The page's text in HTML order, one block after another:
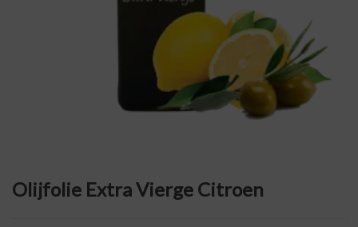
Olijfolie Extra Vierge Citroen